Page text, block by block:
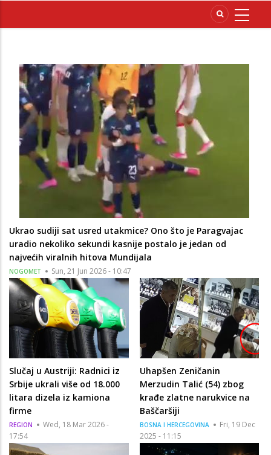
Ukrao sudiji sat usred utakmice? Ono što je Paragvajac
uradio nekoliko sekundi kasnije postalo je jedan od
najvećih viralnih hitova Mundijala
NOGOMET Sun, 21 Jun 2026 - 10:47
Slučaj u Austriji: Radnici iz
Srbije ukrali više od 18.000
litara dizela iz kamiona
firme
REGION
Wed, 18 Mar 2026 -
17:54
Uhapšen Zeničanin
Merzudin Talić (54) zbog
krađe zlatne narukvice na
Baščaršiji
BOSNA I HERCEGOVINA
Fri, 19 Dec
2025 - 11:15